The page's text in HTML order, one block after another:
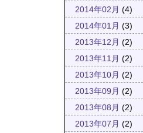
2014年02月 (4)
2014年01月 (3)
2013年12月 (2)
2013年11月 (2)
2013年10月 (2)
2013年09月 (2)
2013年08月 (2)
2013年07月 (2)